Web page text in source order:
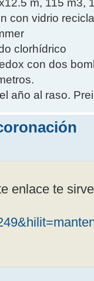
m, 115 m3,
con vidrio
clorhídrico
con dos
año al raso.
enlace te